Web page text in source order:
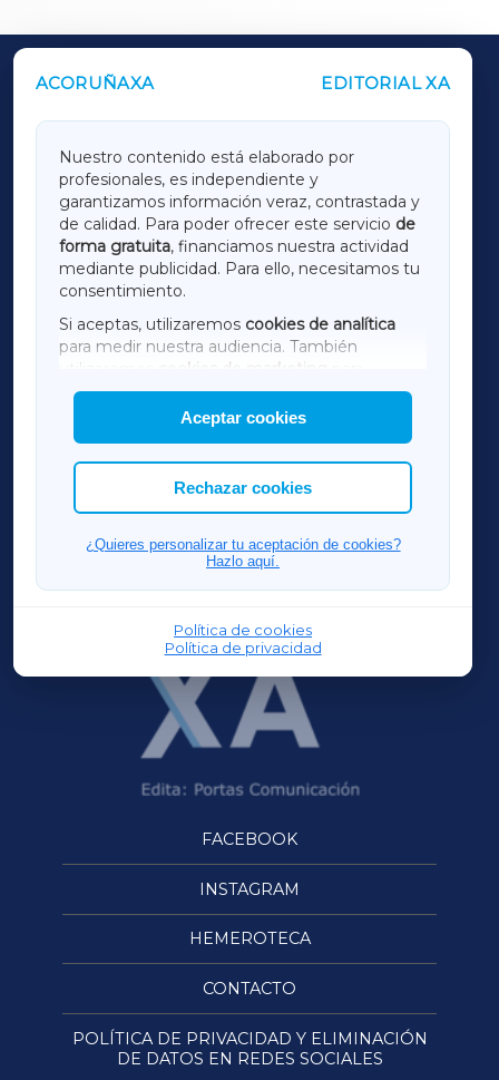
ACORUÑAXA EDITORIAL XA
Nuestro contenido está elaborado por
profesionales, es independiente y
garantizamos información veraz, contrastada y
de calidad. Para poder ofrecer este servicio de
forma gratuita, financiamos nuestra actividad
mediante publicidad. Para ello, necesitamos tu
consentimiento.
Si aceptas, utilizaremos cookies de analítica
para medir nuestra audiencia. También
utilizaremos
cookies de marketing
mostrar publicidad de terceros.
Asimismo, puedes personalizar la elección de
las cookies que deseas permitir.
Aceptar cookies
Rechazar cookies
¿Quieres personalizar tu aceptación de cookies?
Hazlo aquí.
Política de cookies
Política de privacidad
OUTROS PERIÓDICOS
LUGOXA
TERRACHAXA
AMARIÑAXA
RIBEIRASACRAXA
ACORUÑAXA
FERROLXA
OURENSEXA
FACEBOOK
INSTAGRAM
HEMEROTECA
CONTACTO
POLÍTICA DE PRIVACIDAD Y ELIMINACIÓN
DE DATOS EN REDES SOCIALES